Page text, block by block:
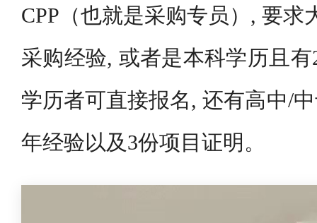
CPP（也就是采购专员）, 要求
采购经验, 或者是本科学历且
学历者可直接报名, 还有高中/
年经验以及3份项目证明。